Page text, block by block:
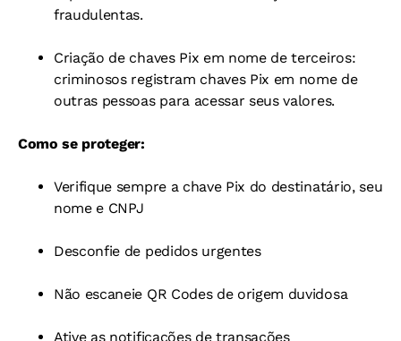
fraudulentas.
Criação de chaves Pix em nome de terceiros:
criminosos registram chaves Pix em nome de
outras pessoas para acessar seus valores.
Como se proteger:
Verifique sempre a chave Pix do destinatário, seu
nome e CNPJ
Desconfie de pedidos urgentes
Não escaneie QR Codes de origem duvidosa
Ative as notificações de transações